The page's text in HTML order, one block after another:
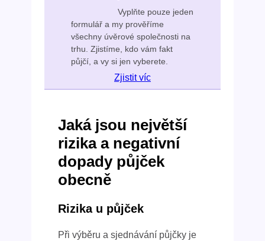
Vyplňte pouze jeden
formulář a my prověříme
všechny úvěrové společnosti na
trhu. Zjistíme, kdo vám fakt
půjčí, a vy si jen vyberete.
Zjistit víc
Jaká jsou největší
rizika a negativní
dopady půjček
obecně
Rizika u půjček
Při výběru a sjednávání půjčky je